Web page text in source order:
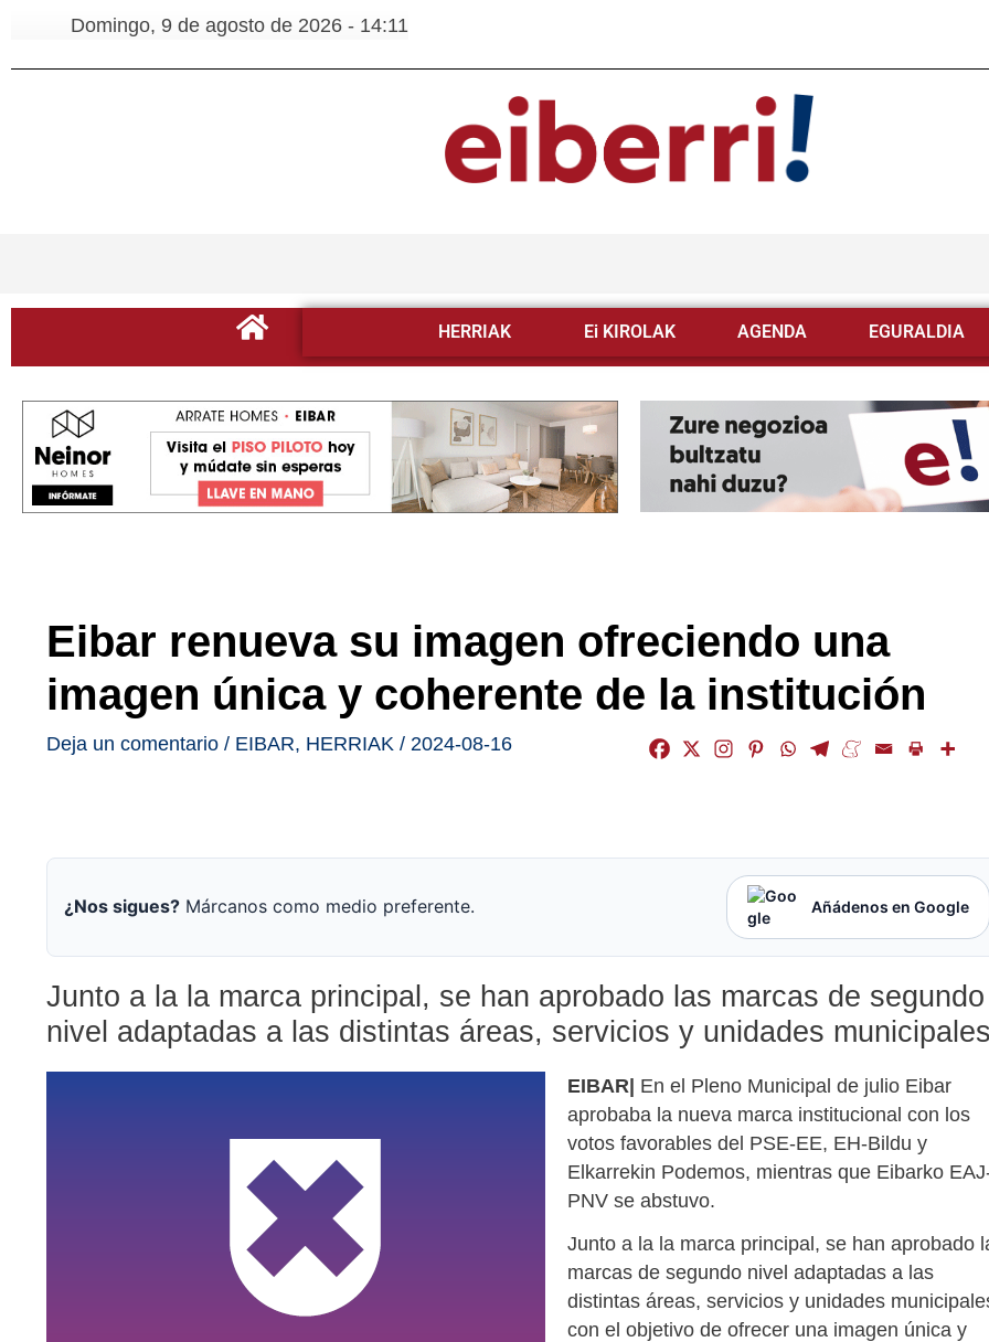
Domingo, 9 de agosto de 2026 - 14:11
HERRIAK Ei KIROLAK AGENDA EGURALDIA
Eibar renueva su imagen ofreciendo una
imagen única y coherente de la institución
Deja un comentario / EIBAR, HERRIAK / 2024-08-16
¿Nos sigues? Márcanos como medio preferente. Añádenos en Google
Junto a la la marca principal, se han aprobado las marcas de segundo
nivel adaptadas a las distintas áreas, servicios y unidades municipales
EIBAR| En el Pleno Municipal de julio Eibar
aprobaba la nueva marca institucional con los
votos favorables del PSE-EE, EH-Bildu y
Elkarrekin Podemos, mientras que Eibarko
PNV se abstuvo.
Junto a la la marca principal, se han aprobado
marcas de segundo nivel adaptadas a las
distintas áreas, servicios y unidades
con el objetivo de ofrecer una imagen única y